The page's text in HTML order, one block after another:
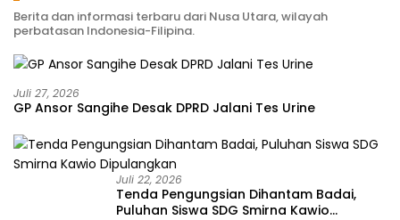
Berita dan informasi terbaru dari Nusa Utara, wilayah
perbatasan Indonesia-Filipina.
Juli 27, 2026
GP Ansor Sangihe Desak DPRD Jalani Tes Urine
Juli 22, 2026
Tenda Pengungsian Dihantam Badai,
Puluhan Siswa SDG Smirna Kawio